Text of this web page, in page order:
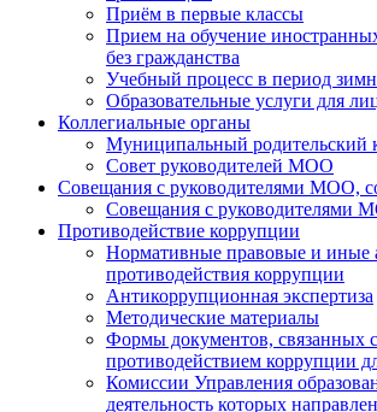
Приём в первые классы
Прием на обучение
без гражданства
Учебный процесс в период
Образовательные услуги для
Коллегиальные органы
Муниципальный родительский
Совет руководителей МОО
Совещания с руководителями МОО,
Совещания с руководителями
Противодействие коррупции
Нормативные правовые и иные
противодействия коррупции
Антикоррупционная экспертиза
Методические материалы
Формы документов, связанных с
противодействием коррупции
Комиссии Управления
деятельность которых